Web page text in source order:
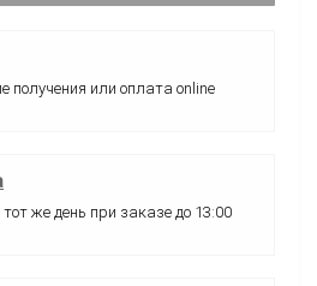
получения или оплата online
же день при заказе до 13:00